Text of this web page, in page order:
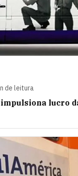
de leitura
lucro